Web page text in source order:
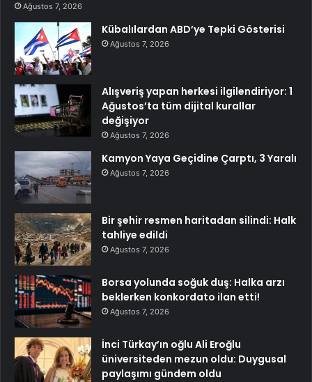
Ağustos 7, 2026
Kübalılardan ABD’ye Tepki Gösterisi
Ağustos 7, 2026
Alışveriş yapan herkesi ilgilendiriyor: 1
Ağustos’ta tüm dijital kurallar
değişiyor
Ağustos 7, 2026
Kamyon Yaya Geçidine Çarptı, 3 Yaralı
Ağustos 7, 2026
Bir şehir resmen haritadan silindi: Halk
tahliye edildi
Ağustos 7, 2026
Borsa yolunda soğuk duş: Halka arzı
beklerken konkordato ilan etti!
Ağustos 7, 2026
İnci Türkay’ın oğlu Ali Eroğlu
üniversiteden mezun oldu: Duygusal
paylaşımı gündem oldu